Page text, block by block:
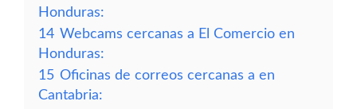
Honduras:
14 Webcams cercanas a El Comercio en
Honduras:
15 Oficinas de correos cercanas a en
Cantabria: